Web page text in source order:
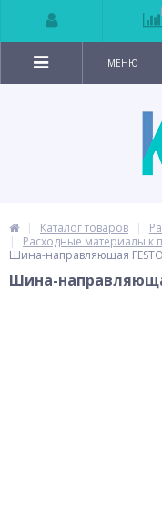
МЕНЮ
Каталог товаров
Расходные материалы к
Шина-направляющая
Шина-